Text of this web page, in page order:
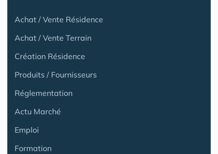
Achat / Vente Résidence
Achat / Vente Terrain
Création Résidence
Produits / Fournisseurs
Réglementation
Actu Marché
Emploi
Formation